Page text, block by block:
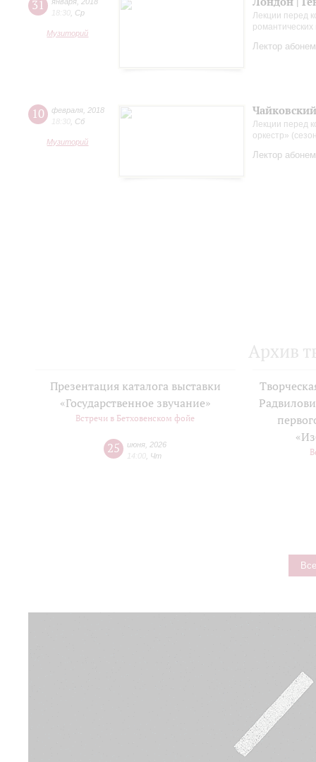
31
18:30 Ср
Музиторий
Лекции перед
Лектор
10 февраля 2018
18:30 Сб
Музиторий
Лекции перед
оркестр»
Лектор
Архив
Презентация каталога выставки
«Государственное звучание»
Встречи в Бетховенском фойе
25 июня 2026
14:00 Чт